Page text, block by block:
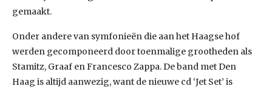
gemaakt.
Onder andere van symfonieën die aan het Haagse hof
werden gecomponeerd door toenmalige grootheden als
Stamitz, Graaf en Francesco Zappa. De band met Den
Haag is altijd aanwezig, want de nieuwe cd ‘Jet Set’ is